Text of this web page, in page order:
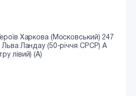
Харкова (Московський) 247
Льва Ландау (50-річчя СРСР) А
лівий) (А)